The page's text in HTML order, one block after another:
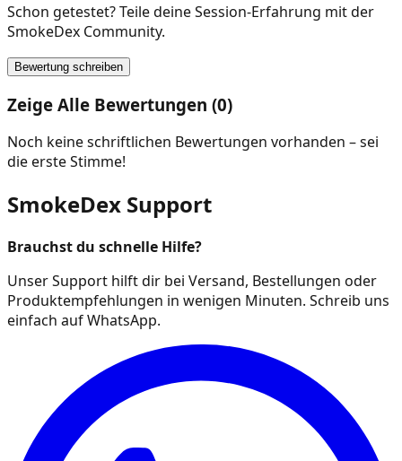
Schon getestet? Teile deine Session-Erfahrung mit der
SmokeDex Community.
Bewertung schreiben
Zeige Alle Bewertungen (0)
Noch keine schriftlichen Bewertungen vorhanden – sei
die erste Stimme!
SmokeDex Support
Brauchst du schnelle Hilfe?
Unser Support hilft dir bei Versand, Bestellungen oder
Produktempfehlungen in wenigen Minuten. Schreib uns
einfach auf WhatsApp.